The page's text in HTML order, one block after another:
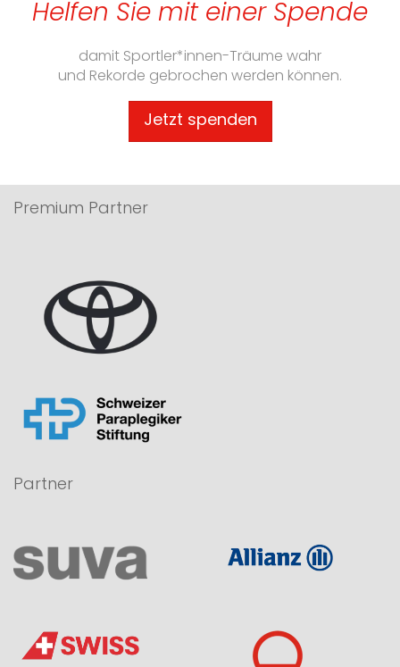
Helfen Sie mit einer Spende
damit Sportler*innen-Träume wahr
und Rekorde gebrochen werden können.
Jetzt spenden
Premium Partner
Partner